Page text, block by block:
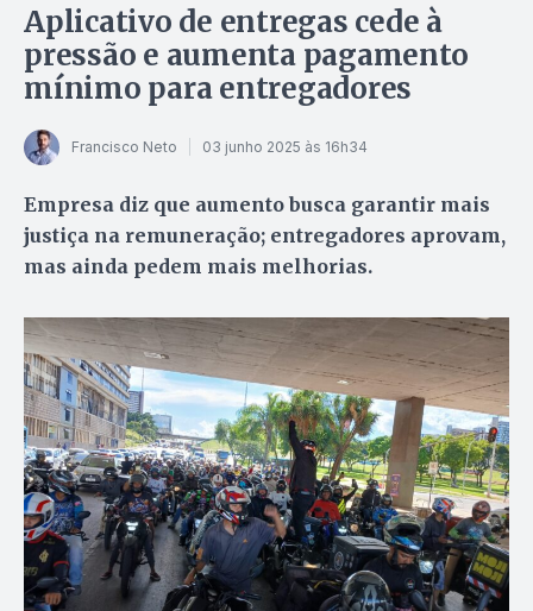
Aplicativo de entregas cede à
pressão e aumenta pagamento
mínimo para entregadores
Francisco Neto 03 junho 2025 às 16h34
Empresa diz que aumento busca garantir mais
justiça na remuneração; entregadores aprovam,
mas ainda pedem mais melhorias.